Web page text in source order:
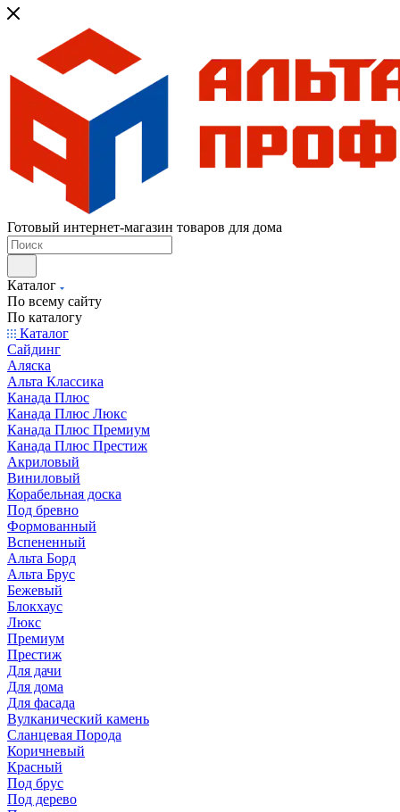
Готовый интернет-магазин товаров для дома
Каталог
По всему сайту
По каталогу
Каталог
Сайдинг
Аляска
Альта Классика
Канада Плюс
Канада Плюс Люкс
Канада Плюс Премиум
Канада Плюс Престиж
Акриловый
Виниловый
Корабельная доска
Под бревно
Формованный
Вспененный
Альта Борд
Альта Брус
Бежевый
Блокхаус
Люкс
Премиум
Престиж
Для дачи
Для дома
Для фасада
Вулканический камень
Сланцевая Порода
Коричневый
Красный
Под брус
Под дерево